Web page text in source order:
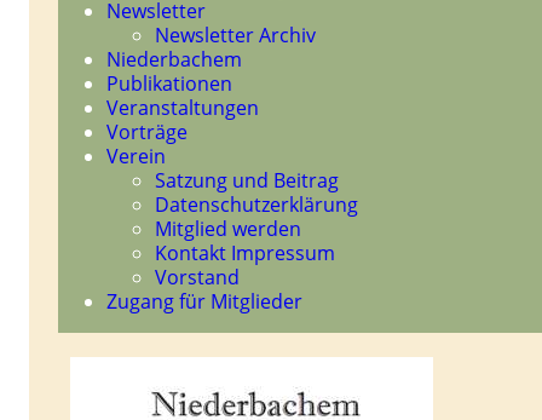
Newsletter
Newsletter Archiv
Niederbachem
Publikationen
Veranstaltungen
Vorträge
Verein
Satzung und Beitrag
Datenschutzerklärung
Mitglied werden
Kontakt Impressum
Vorstand
Zugang für Mitglieder